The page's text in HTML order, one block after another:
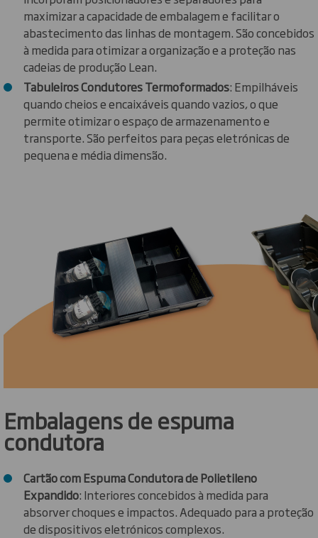
maximizar a capacidade de embalagem e facilitar o
abastecimento das linhas de montagem. São concebidos
à medida para otimizar a organização e a proteção nas
cadeias de produção Lean.
Tabuleiros Condutores Termoformados: Empilháveis
quando cheios e encaixáveis quando vazios, o que
permite otimizar o espaço de armazenamento e
transporte. São perfeitos para peças eletrónicas de
pequena e média dimensão.
Embalagens de espuma
condutora
Cartão com Espuma Condutora de Polietileno
Expandido: Interiores concebidos à medida para
absorver choques e impactos. Adequado para a proteção
de dispositivos eletrónicos complexos.